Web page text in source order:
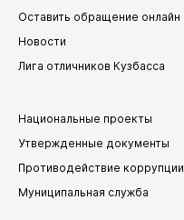
Оставить обращение онлайн
Новости
Лига отличников Кузбасса
Национальные проекты
Утвержденные документы
Противодействие коррупции
Муниципальная служба